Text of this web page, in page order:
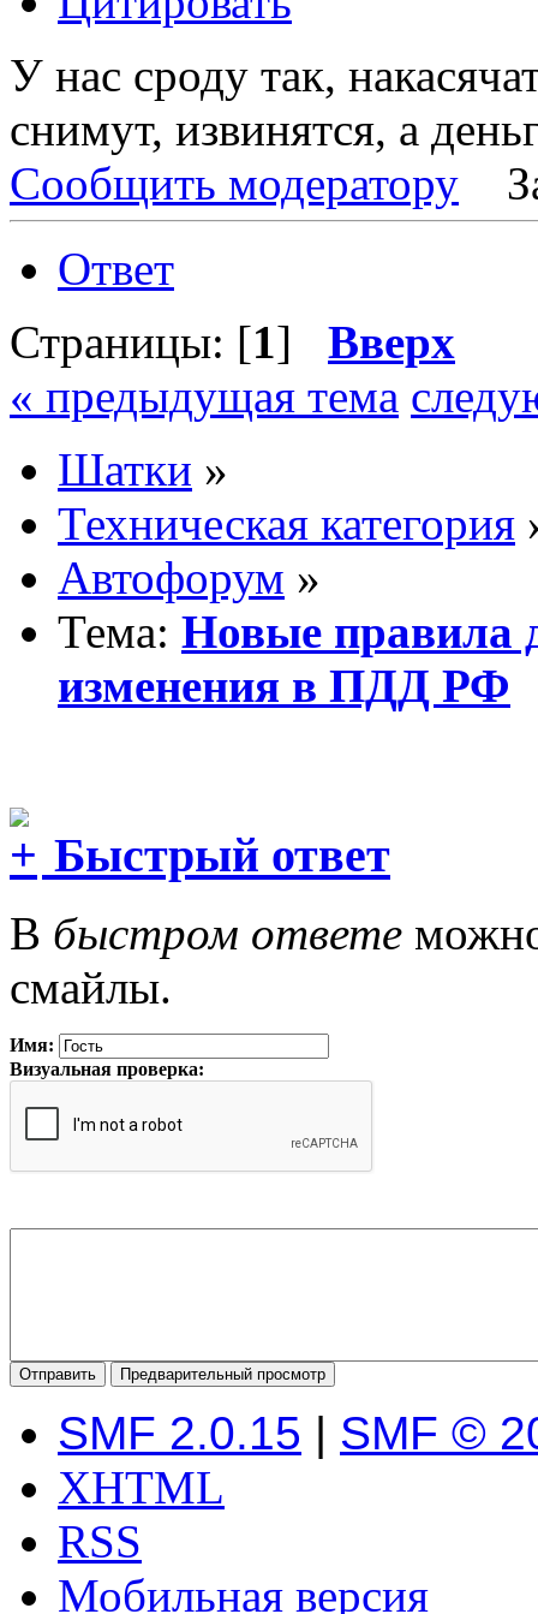
У нас сроду так,
снимут, извинятся, а
Сообщить модератору
Ответ
Страницы: [1] Вверх
« предыдущая тема
Шатки »
Техническая категория
Автофорум »
Тема: Новые правила
изменения в ПДД РФ
Быстрый ответ
В быстром ответе
смайлы.
Имя:
Визуальная проверка:
SMF 2.0.15 | SMF ©
XHTML
RSS
Мобильная версия